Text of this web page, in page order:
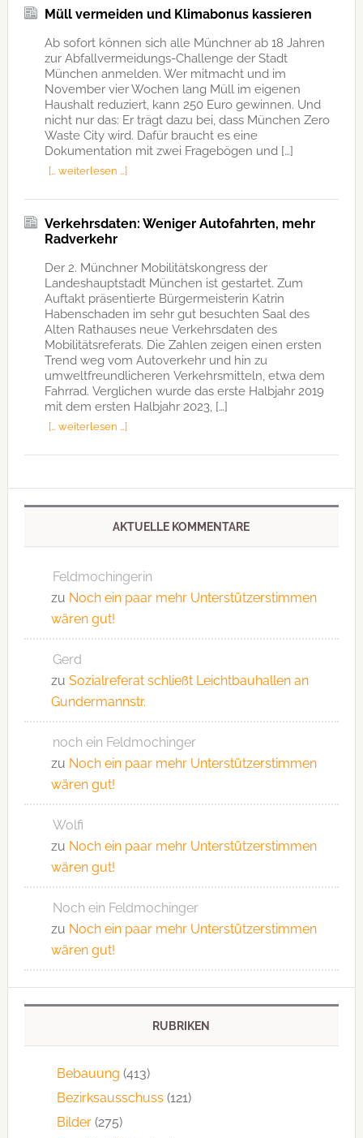
Müll vermeiden und Klimabonus kassieren
Ab sofort können sich alle Münchner ab 18 Jahren
zur Abfallvermeidungs-Challenge der Stadt
München anmelden. Wer mitmacht und im
November vier Wochen lang Müll im eigenen
Haushalt reduziert, kann 250 Euro gewinnen. Und
nicht nur das: Er trägt dazu bei, dass München Zero
Waste City wird. Dafür braucht es eine
Dokumentation mit zwei Fragebögen und […]
[… weiterlesen …]
Verkehrsdaten: Weniger Autofahrten, mehr
Radverkehr
Der 2. Münchner Mobilitätskongress der
Landeshauptstadt München ist gestartet. Zum
Auftakt präsentierte Bürgermeisterin Katrin
Habenschaden im sehr gut besuchten Saal des
Alten Rathauses neue Verkehrsdaten des
Mobilitätsreferats. Die Zahlen zeigen einen ersten
Trend weg vom Autoverkehr und hin zu
umweltfreundlicheren Verkehrsmitteln, etwa dem
Fahrrad. Verglichen wurde das erste Halbjahr 2019
mit dem ersten Halbjahr 2023, […]
[… weiterlesen …]
AKTUELLE KOMMENTARE
Feldmochingerin
zu Noch ein paar mehr Unterstützerstimmen
wären gut!
Gerd
zu Sozialreferat schließt Leichtbauhallen an
Gundermannstr.
noch ein Feldmochinger
zu Noch ein paar mehr Unterstützerstimmen
wären gut!
Wolfi
zu Noch ein paar mehr Unterstützerstimmen
wären gut!
Noch ein Feldmochinger
zu Noch ein paar mehr Unterstützerstimmen
wären gut!
RUBRIKEN
Bebauung (413)
Bezirksausschuss (121)
Bilder(275)